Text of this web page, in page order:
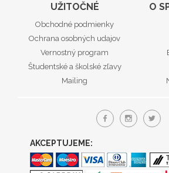
UŽITOČNÉ
Obchodné podmienky
Ochrana osobných udajov
Vernostný program
Študentské a školské zľavy
Mailing
O
AKCEPTUJEME: